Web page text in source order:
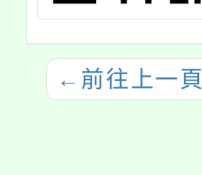
← 前往上一頁